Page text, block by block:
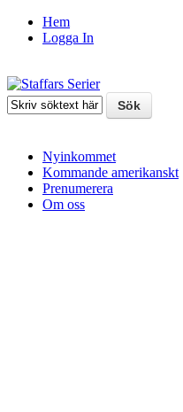
Hem
Logga In
Nyinkommet
Kommande amerikanskt
Prenumerera
Om oss